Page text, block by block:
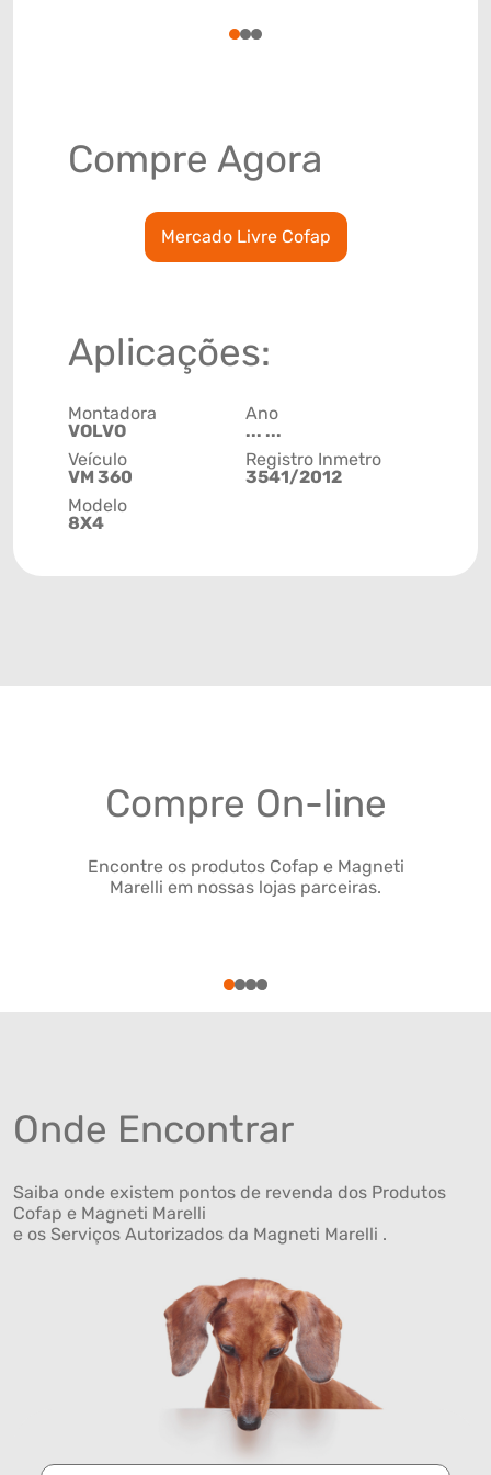
123
Compre Agora
Mercado Livre Cofap
Aplicações:
Montadora
VOLVO
Veículo
VM 360
Modelo
8X4
Ano
... ...
Registro Inmetro
3541/2012
Compre On-line
Encontre os produtos Cofap e Magneti
Marelli em nossas lojas parceiras.
1234
Onde Encontrar
Saiba onde existem pontos de revenda dos Produtos
Cofap e Magneti Marelli
e os Serviços Autorizados da Magneti Marelli .